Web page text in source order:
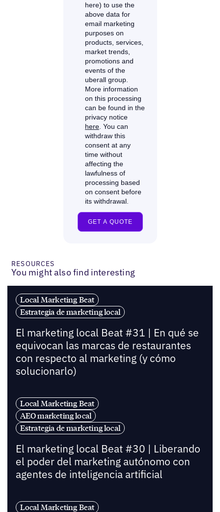
RESOURCES
You might also find interesting
Local Marketing Beat
Estrategia de marketing local
El marketing local Beat #31 | En qué se
equivocan las marcas de restaurantes
con respecto al marketing (y cómo
solucionarlo)
Local Marketing Beat
AEO marketing local
Estrategia de marketing local
El marketing local Beat #30 | Liberando
el poder del marketing autónomo con
agentes de inteligencia artificial
Local Marketing Beat